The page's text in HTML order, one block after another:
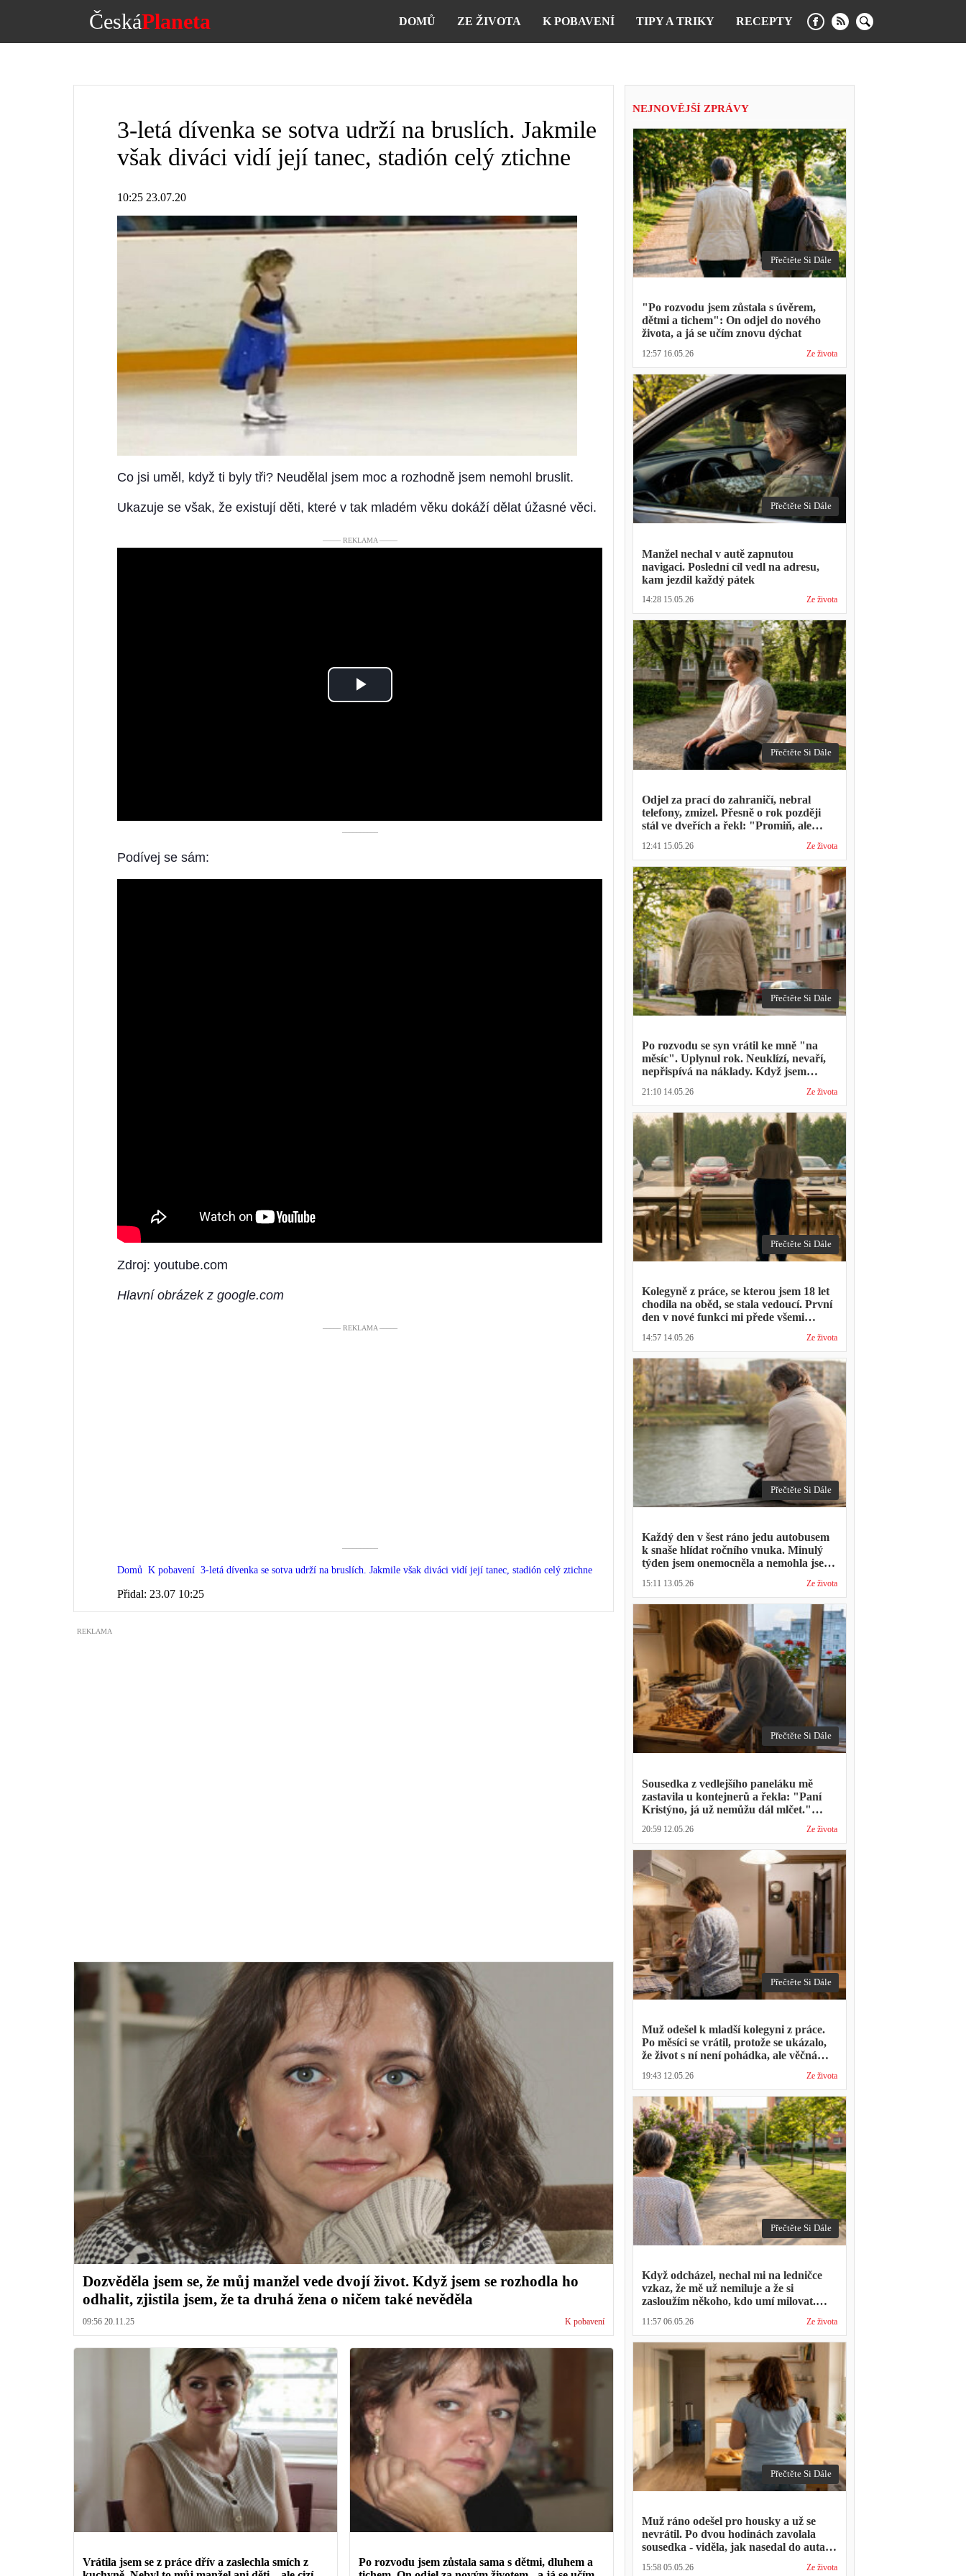
ČeskáPlaneta DOMŮ ZE ŽIVOTA K POBAVENÍ TIPY A TRIKY RECEPTY
3-letá dívenka se sotva udrží na bruslích. Jakmile
však diváci vidí její tanec, stadión celý ztichne
10:25 23.07.20
Co jsi uměl, když ti byly tři? Neudělal jsem moc a rozhodně jsem nemohl bruslit.
Ukazuje se však, že existují děti, které v tak mladém věku dokáží dělat úžasné věci.
––––– REKLAMA –––––
Play
––––––––––
Podívej se sám:
Zdroj: youtube.com
Hlavní obrázek z google.com
––––– REKLAMA –––––
––––––––––
Domů K pobavení 3-letá dívenka se sotva udrží na bruslích. Jakmile však diváci vidí její tanec, stadión celý ztichne
Přidal: 23.07 10:25
REKLAMA
Dozvěděla jsem se, že můj manžel vede dvojí život. Když jsem se rozhodla ho
odhalit, zjistila jsem, že ta druhá žena o ničem také nevěděla
09:56 20.11.25 K pobavení
Vrátila jsem se z práce dřív a zaslechla smích z
Po rozvodu jsem zůstala sama s dětmi, dluhem a
NEJNOVĚJŠÍ ZPRÁVY
Přečtěte Si Dále
"Po rozvodu jsem zůstala s úvěrem,
dětmi a tichem": On odjel do nového
života, a já se učím znovu dýchat
12:57 16.05.26 Ze života
Přečtěte Si Dále
Manžel nechal v autě zapnutou
navigaci. Poslední cíl vedl na adresu,
kam jezdil každý pátek
14:28 15.05.26 Ze života
Přečtěte Si Dále
Odjel za prací do zahraničí, nebral
telefony, zmizel. Přesně o rok později
stál ve dveřích a řekl: "Promiň, ale
12:41 15.05.26 Ze života
Přečtěte Si Dále
Po rozvodu se syn vrátil ke mně "na
měsíc". Uplynul rok. Neuklízí, nevaří,
nepřispívá na náklady. Když jsem
přece nevyhodíš vlastní dítě."
21:10 14.05.26 Ze života
Přečtěte Si Dále
Kolegyně z práce, se kterou jsem 18 let
chodila na oběd, se stala vedoucí. První
den v nové funkci mi přede všemi
Přestávka trvala stejně jako vždycky
14:57 14.05.26 Ze života
Přečtěte Si Dále
Každý den v šest ráno jedu autobusem
k snaše hlídat ročního vnuka. Minulý
týden jsem onemocněla a nemohla jsem
den volna. Víš, kolik nás to stálo?"
15:11 13.05.26 Ze života
Přečtěte Si Dále
Sousedka z vedlejšího paneláku mě
zastavila u kontejnerů a řekla: "Paní
Kristýno, já už nemůžu dál mlčet."
manžela ve čtvrtky na lavičce před
lékárnou s tou samou ženou
20:59 12.05.26 Ze života
Přečtěte Si Dále
Muž odešel k mladší kolegyni z práce.
Po měsíci se vrátil, protože se ukázalo,
že život s ní není pohádka, ale věčná
19:43 12.05.26 Ze života
Přečtěte Si Dále
Když odcházel, nechal mi na ledničce
vzkaz, že mě už nemiluje a že si
zasloužím někoho, kdo umí milovat.
mohl přijít na nedělní oběd, protože ta
druhá ho vyhodila a nemá kde strávit
svátky
11:57 06.05.26 Ze života
Přečtěte Si Dále
Muž ráno odešel pro housky a už se
nevrátil. Po dvou hodinách zavolala
sousedka - viděla, jak nasedal do auta s
týden pomáhala balit na služební cestu
15:58 05.05.26 Ze života